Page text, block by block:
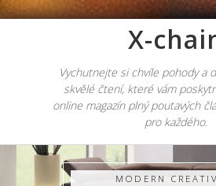
X-
Vychutnejte si chvíle pohody a
skvělé čtení, které vám
online magazín plný poutavých
pro každého.
MODERN